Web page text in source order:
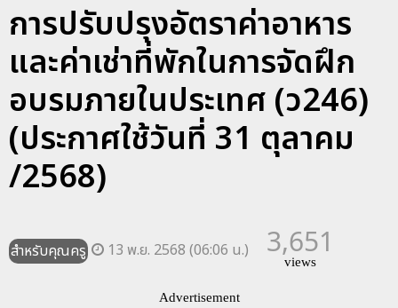
การปรับปรุงอัตราค่าอาหาร
และค่าเช่าที่พักในการจัดฝึก
อบรมภายในประเทศ (ว246)
(ประกาศใช้วันที่ 31 ตุลาคม
/2568)
สำหรับคุณครู 13 พ.ย. 2568 (06:06 น.) 3,651
views
Advertisement